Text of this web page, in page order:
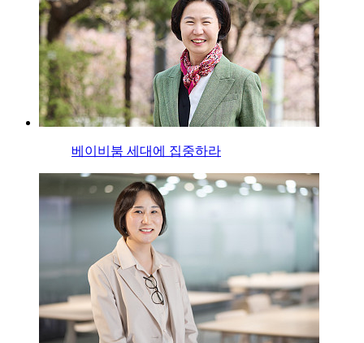
베이비붐 세대에 집중하라